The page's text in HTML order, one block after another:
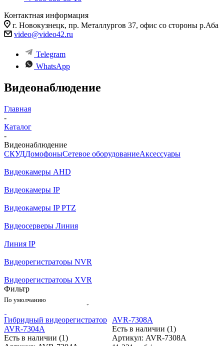
Контактная информация
г. Новокузнецк, пр. Металлургов 37, офис со стороны р.Аба
video@video42.ru
Telegram
WhatsApp
Видеонаблюдение
Главная
-
Каталог
-
Видеонаблюдение
СКУДДомофоныСетевое оборудованиеАксессуары
Видеокамеры AHD
Видеокамеры IP
Видеокамеры IP PTZ
Видеосерверы Линия
Линия IP
Видеорегистраторы NVR
Видеорегистраторы XVR
Фильтр
По умолчанию
Гибридный видеорегистратор
AVR-7304A
Есть в наличии (1)
AVR-7308A
Есть в наличии (1)
Артикул: AVR-7308A